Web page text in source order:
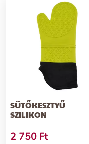
SÜTŐKESZTYŰ
SZILIKON
2 750 Ft